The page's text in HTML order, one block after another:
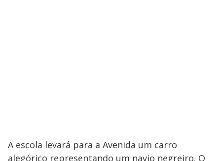
A escola levará para a Avenida um carro
alegórico representando um navio negreiro. O